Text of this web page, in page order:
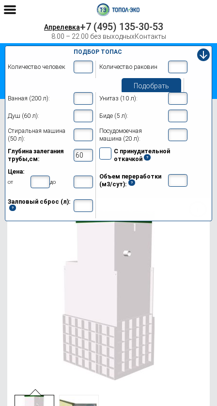
Апрелевка+7 (495) 135-30-53
8.00 – 22.00 без выходныхКонтакты
ПОДБОР ТОПАС
Количество человек Количество раковин
Подобрать
Ванная (200 л): Унитаз (10 л):
Душ (60 л): Биде (5 л):
Стиральная машина
(50 л):
Посудомоечная
машина (20 л):
Глубина залегания
трубы,см:
С принудительной
откачкой
Цена:
от до
Объем переработки
(м3/сут):
Залповый сброс (л):
Септик Топас-С 8 Лонг в Апрелевке
Модификации
Цены на монтаж
Обслуживание